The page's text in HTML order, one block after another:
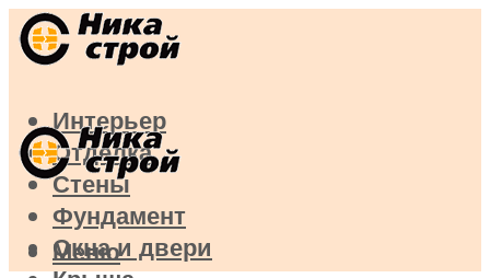
Интерьер
Отделка
Стены
Фундамент
Окна и двери
Меню